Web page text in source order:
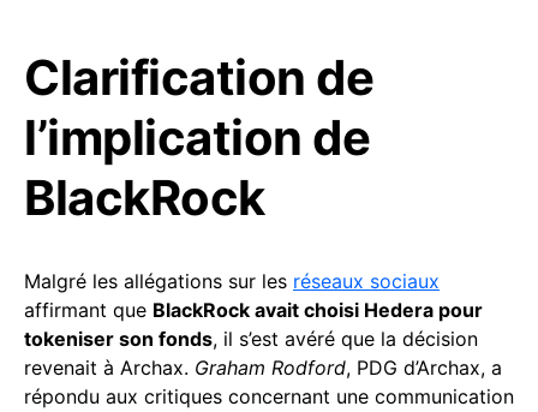
Clarification de
l’implication de
BlackRock
Malgré les allégations sur les réseaux sociaux
affirmant que BlackRock avait choisi Hedera pour
tokeniser son fonds, il s’est avéré que la décision
revenait à Archax. Graham Rodford, PDG d’Archax, a
répondu aux critiques concernant une communication